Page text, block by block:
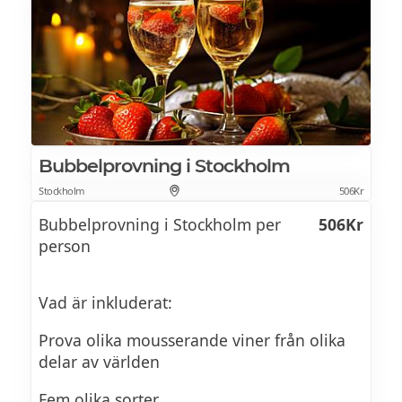
Champagneprovning med middag
på Restaurang Occo
Bubbelprovning i Stockholm
Stockholm 506Kr
Bubbelprovning i Stockholm per
person
506Kr
Vad är inkluderat:
Prova olika mousserande viner från olika
delar av världen